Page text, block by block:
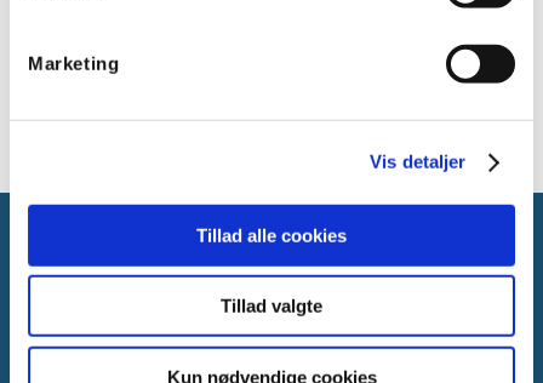
Marketing
Vis detaljer
Tillad alle cookies
Tillad valgte
Kun nødvendige cookies
2605 Brøndby, Danmark